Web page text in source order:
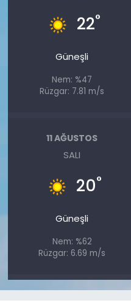
22°
Güneşli
Nem: %47
Rüzgar: 7.81 m/s
11 AĞUSTOS
SALI
20°
Güneşli
Nem: %62
Rüzgar: 6.69 m/s